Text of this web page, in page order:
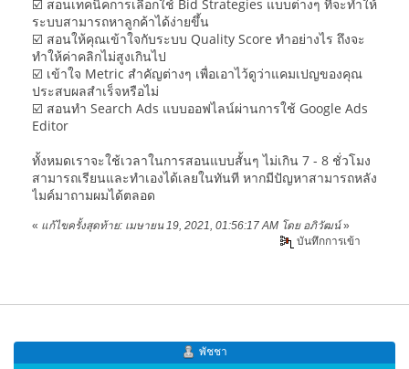
☑️ สอนเทคนิคการเลือกใช้ Bid Strategies แบบต่างๆ ที่จะทำให้
ระบบสามารถหาลูกค้าได้ง่ายขึ้น
☑️ สอนให้คุณเข้าใจกับระบบ Quality Score ทำอย่างไร ถึงจะ
ทำให้ค่าคลิกไม่สูงเกินไป
☑️ เข้าใจ Metric สำคัญต่างๆ เพื่อเอาไว้ดูว่าแคมเปญของคุณ
ประสบผลสำเร็จหรือไม่
☑️ สอนทำ Search Ads แบบออฟไลน์ผ่านการใช้ Google Ads
Editor
ทั้งหมดเราจะใช้เวลาในการสอนแบบสั้นๆ ไม่เกิน 7 - 8 ชั่วโมง
สามารถเรียนและทำเองได้เลยในทันที หากมีปัญหาสามารถหลัง
ไมค์มาถามผมได้ตลอด
« แก้ไขครั้งสุดท้าย: เมษายน 19, 2021, 01:56:17 AM โดย อภิวัฒน์»
บันทึกการเข้า
พัชชา